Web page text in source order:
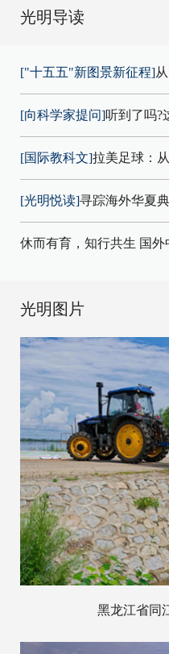
光明导读
["十五五"新图景新征程]
[向科学家提问]听到了吗?
[国际教科文]拉美足球：
[光明悦读]寻踪海外华夏
休而有育，知行共生 国
光明图片
黑龙江省同